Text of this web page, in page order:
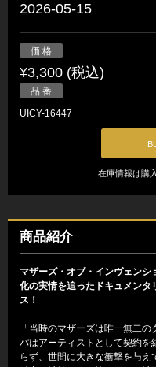
2026-05-15
価 格
¥3,300 (税込)
品 番
UICY-16447
在庫情報は購
商品紹介
マザーズ・オブ・インヴェン
化の実情を追ったドキュメンタ
ス！
「当時のマザーズは唯一無二
パはアーティストとして契約
らず、世間に大きな衝撃を与